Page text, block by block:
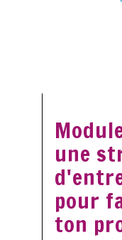
une
pour
ton